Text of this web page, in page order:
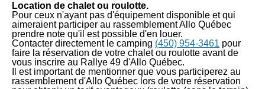
Location de chalet ou roulotte.
Pour ceux n'ayant pas d'équipement disponible et qui
aimeraient participer au rassemblement Allo Québec
prendre note qu'il est possible d'en louer.
Contacter directement le camping (450) 954-3461 pour
faire la réservation de votre chalet ou roulotte avant de
vous inscrire au Rallye 49 d'Allo Québec.
Il est important de mentionner que vous participerez au
rassemblement d'Allo Québec lors de votre réservation